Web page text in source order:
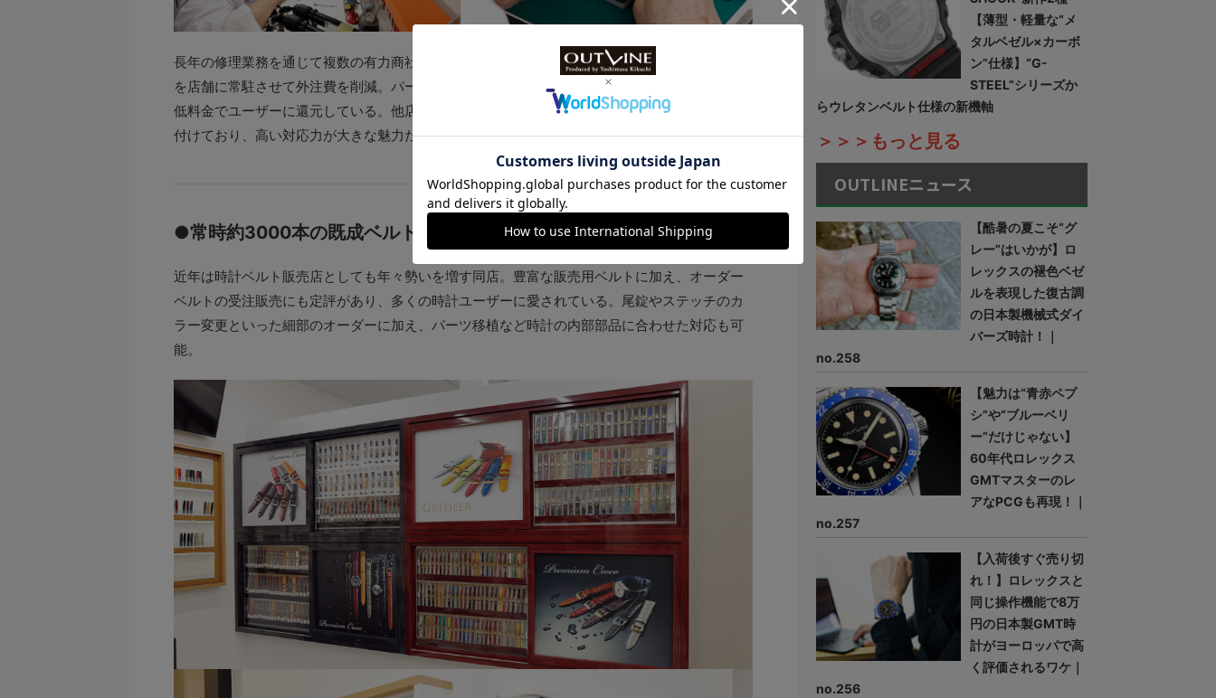
長年の修理業務を通じて複数の有力商社との流通ルートを構築しているほか、専属の時計職人
を店舗に常駐させて外注費を削減。パーツ代や技術費用などの中間マージンを抑え、そのぶん
低料金でユーザーに還元している。他店で断られた難しい修理内容でも可能な限り修理を受け
付けており、高い対応力が大きな魅力だ。
●常時約3000本の既成ベルトに加え、オーダーベルトも好評
近年は時計ベルト販売店としても年々勢いを増す同店。豊富な販売用ベルトに加え、オーダー
ベルトの受注販売にも定評があり、多くの時計ユーザーに愛されている。尾錠やステッチのカ
ラー変更といった細部のオーダーに加え、パーツ移植など時計の内部部品に合わせた対応も可
能。
【薄型・軽量な“メ
タルベゼル×カーボ
ン”仕様】“G-
STEEL”シリーズか
らウレタンベルト仕様の新機軸
＞＞＞もっと見る
OUTLINEニュース
【酷暑の夏こそ“グ
レー”はいかが】ロ
レックスの褪色ベゼ
ルを表現した復古調
の日本製機械式ダイ
バーズ時計！｜
no.258
【魅力は“青赤ペプ
シ”や“ブルーベリ
ー”だけじゃない】
60年代ロレックス
GMTマスターのレ
アなPCGも再現！｜
no.257
【入荷後すぐ売り切
れ！】ロレックスと
同じ操作機能で8万
円の日本製GMT時
計がヨーロッパで高
く評価されるワケ｜
no.256